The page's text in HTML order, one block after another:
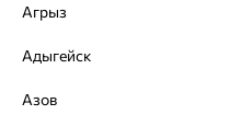
Агрыз
Адыгейск
Азов